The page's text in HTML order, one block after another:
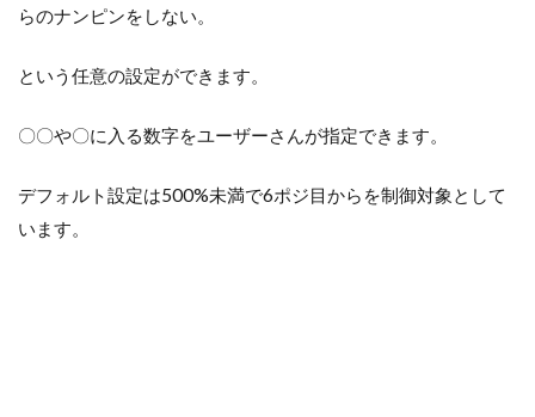
らのナンピンをしない。
という任意の設定ができます。
〇〇や〇に入る数字をユーザーさんが指定できます。
デフォルト設定は500%未満で6ポジ目からを制御対象として
います。